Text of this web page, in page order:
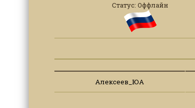
Статус: Оффлайн
Алексеев_ЮА